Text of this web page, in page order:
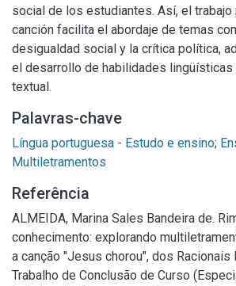
social de los estudiantes. Así, el
canción facilita el abordaje de temas
desigualdad social y la crítica política,
el desarrollo de habilidades
textual.
Palavras-chave
Língua portuguesa - Estudo e ensino;
Multiletramentos
Referência
ALMEIDA, Marina Sales Bandeira de.
conhecimento: explorando
a canção "Jesus chorou", dos Racionais
Trabalho de Conclusão de Curso